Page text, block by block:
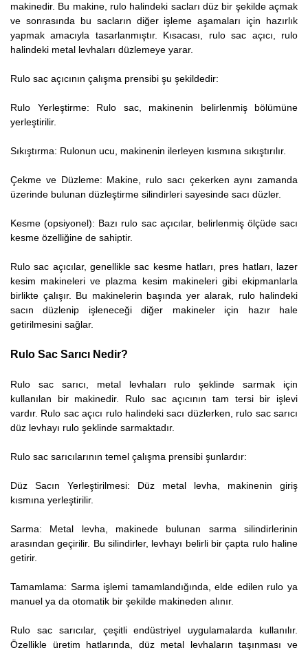
makinedir. Bu makine, rulo halindeki sacları düz bir şekilde açmak
ve sonrasında bu sacların diğer işleme aşamaları için hazırlık
yapmak amacıyla tasarlanmıştır. Kısacası, rulo sac açıcı, rulo
halindeki metal levhaları düzlemeye yarar.
Rulo sac açıcının çalışma prensibi şu şekildedir:
Rulo Yerleştirme: Rulo sac, makinenin belirlenmiş bölümüne
yerleştirilir.
Sıkıştırma: Rulonun ucu, makinenin ilerleyen kısmına sıkıştırılır.
Çekme ve Düzleme: Makine, rulo sacı çekerken aynı zamanda
üzerinde bulunan düzleştirme silindirleri sayesinde sacı düzler.
Kesme (opsiyonel): Bazı rulo sac açıcılar, belirlenmiş ölçüde sacı
kesme özelliğine de sahiptir.
Rulo sac açıcılar, genellikle sac kesme hatları, pres hatları, lazer
kesim makineleri ve plazma kesim makineleri gibi ekipmanlarla
birlikte çalışır. Bu makinelerin başında yer alarak, rulo halindeki
sacın düzlenip işleneceği diğer makineler için hazır hale
getirilmesini sağlar.
Rulo Sac Sarıcı Nedir?
Rulo sac sarıcı, metal levhaları rulo şeklinde sarmak için
kullanılan bir makinedir. Rulo sac açıcının tam tersi bir işlevi
vardır. Rulo sac açıcı rulo halindeki sacı düzlerken, rulo sac sarıcı
düz levhayı rulo şeklinde sarmaktadır.
Rulo sac sarıcılarının temel çalışma prensibi şunlardır:
Düz Sacın Yerleştirilmesi: Düz metal levha, makinenin giriş
kısmına yerleştirilir.
Sarma: Metal levha, makinede bulunan sarma silindirlerinin
arasından geçirilir. Bu silindirler, levhayı belirli bir çapta rulo haline
getirir.
Tamamlama: Sarma işlemi tamamlandığında, elde edilen rulo ya
manuel ya da otomatik bir şekilde makineden alınır.
Rulo sac sarıcılar, çeşitli endüstriyel uygulamalarda kullanılır.
Özellikle üretim hatlarında, düz metal levhaların taşınması ve